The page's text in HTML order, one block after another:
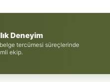
Deneyim
tercümesi süreçlerinde
ekip.